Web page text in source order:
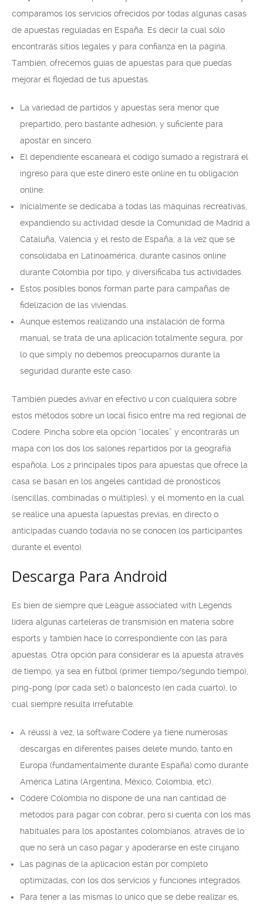
comparamos los servicios ofrecidos por todas algunas casas
de apuestas reguladas en España. Es decir la cual sólo
encontrarás sitios legales y para confianza en la página.
También, ofrecemos guías de apuestas para que puedas
mejorar el flojedad de tus apuestas.
La variedad de partidos y apuestas sera menor que
prepartido, pero bastante adhesión, y suficiente para
apostar en sincero.
El dependiente escaneará el código sumado a registrará el
ingreso para que este dinero esté online en tu obligación
online.
Inicialmente se dedicaba a todas las máquinas recreativas,
expandiendo su actividad desde la Comunidad de Madrid a
Cataluña, Valencia y el resto de España, a la vez que se
consolidaba en Latinoamérica, durante casinos online
durante Colombia por tipo, y diversificaba tus actividades.
Estos posibles bonos forman parte para campañas de
fidelización de las viviendas.
Aunque estemos realizando una instalación de forma
manual, se trata de una aplicación totalmente segura, por
lo que simply no debemos preocuparnos durante la
seguridad durante este caso.
También puedes avivar en efectivo u con cualquiera sobre
estos métodos sobre un local físico entre ma red regional de
Codere. Pincha sobre ela opción “locales” y encontrarás un
mapa con los dos los salones repartidos por la geografía
española. Los 2 principales tipos para apuestas que ofrece la
casa se basan en los angeles cantidad de pronósticos
(sencillas, combinadas o múltiples), y el momento en la cual
se realice una apuesta (apuestas previas, en directo o
anticipadas cuando todavía no se conocen los participantes
durante el evento).
Descarga Para Android
Es bien de siempre que League associated with Legends
lidera algunas carteleras de transmisión en materia sobre
esports y también hace lo correspondiente con las para
apuestas. Otra opción para considerar es la apuesta através
de tiempo, ya sea en fútbol (primer tiempo/segundo tiempo),
ping-pong (por cada set) o baloncesto (en cada cuarto), lo
cual siempre resulta irrefutable.
A réussi à vez, la software Codere ya tiene numerosas
descargas en diferentes países delete mundo, tanto en
Europa (fundamentalmente durante España) como durante
América Latina (Argentina, México, Colombia, etc).
Codere Colombia no dispone de una nan cantidad de
métodos para pagar con cobrar, pero si cuenta con los más
habituales para los apostantes colombianos, através de lo
que no será un caso pagar y apoderarse en este cirujano.
Las páginas de la aplicación están por completo
optimizadas, con los dos servicios y funciones integrados.
Para tener a las mismas lo único que se debe realizar es,